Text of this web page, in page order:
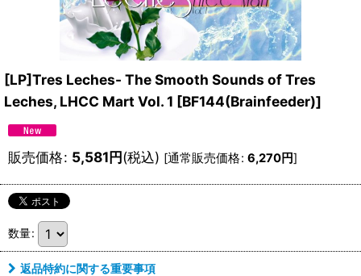
[LP]Tres Leches- The Smooth Sounds of Tres
Leches, LHCC Mart Vol. 1 [BF144(Brainfeeder)]
販売価格: 5,581円(税込) [通常販売価格: 6,270円]
数量:
返品特約に関する重要事項